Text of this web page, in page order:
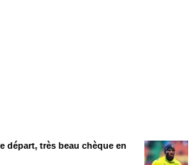
départ, très beau chèque en